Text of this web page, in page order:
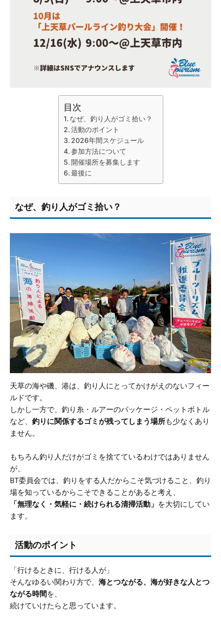
目次
なぜ、釣り人がゴミ拾い？
活動のポイント
2026年間スケジュール
参加方法について
開催場所を募集します
最後に
なぜ、釣り人がゴミ拾い？
天草の海や磯、港は、釣り人にとってかけがえのないフィー
ルドです。
しかし一方で、釣り糸・ルアーのパッケージ・ペットボトル
など、 釣りに関係するゴミが残ってしまう場所も少なくあり
ません。
もちろん釣り人だけがゴミを捨てているわけではありません
が、
BT委員会では、釣りをする人だからこそ気づけること、釣り
場を知っているからこそできることがあると考え、
「無理なく・気軽に・続けられる清掃活動」 を大切にしてい
ます。
活動のポイント
「行けるときに、行ける人が」
そんなゆるい関わり方で、 海とつながる、海が好きな人とつ
ながる時間 を、
続けていけたらと思っています。